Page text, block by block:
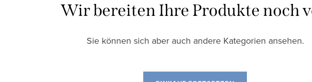
Wir bereiten Ihre Produkte noch
Sie können sich aber auch andere Kategorien ansehen.